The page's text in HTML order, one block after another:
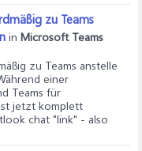
zu Teams
in Microsoft Teams
zu Teams anstelle
einer
Teams für
jetzt komplett
chat "link" - also